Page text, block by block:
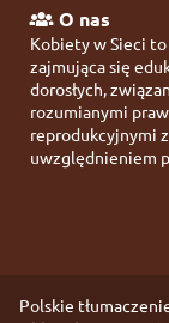
O nas
Kobiety w Sieci
zajmująca się
dorosłych,
rozumianymi
reprodukcyjnymi
uwzględnieniem
Polskie